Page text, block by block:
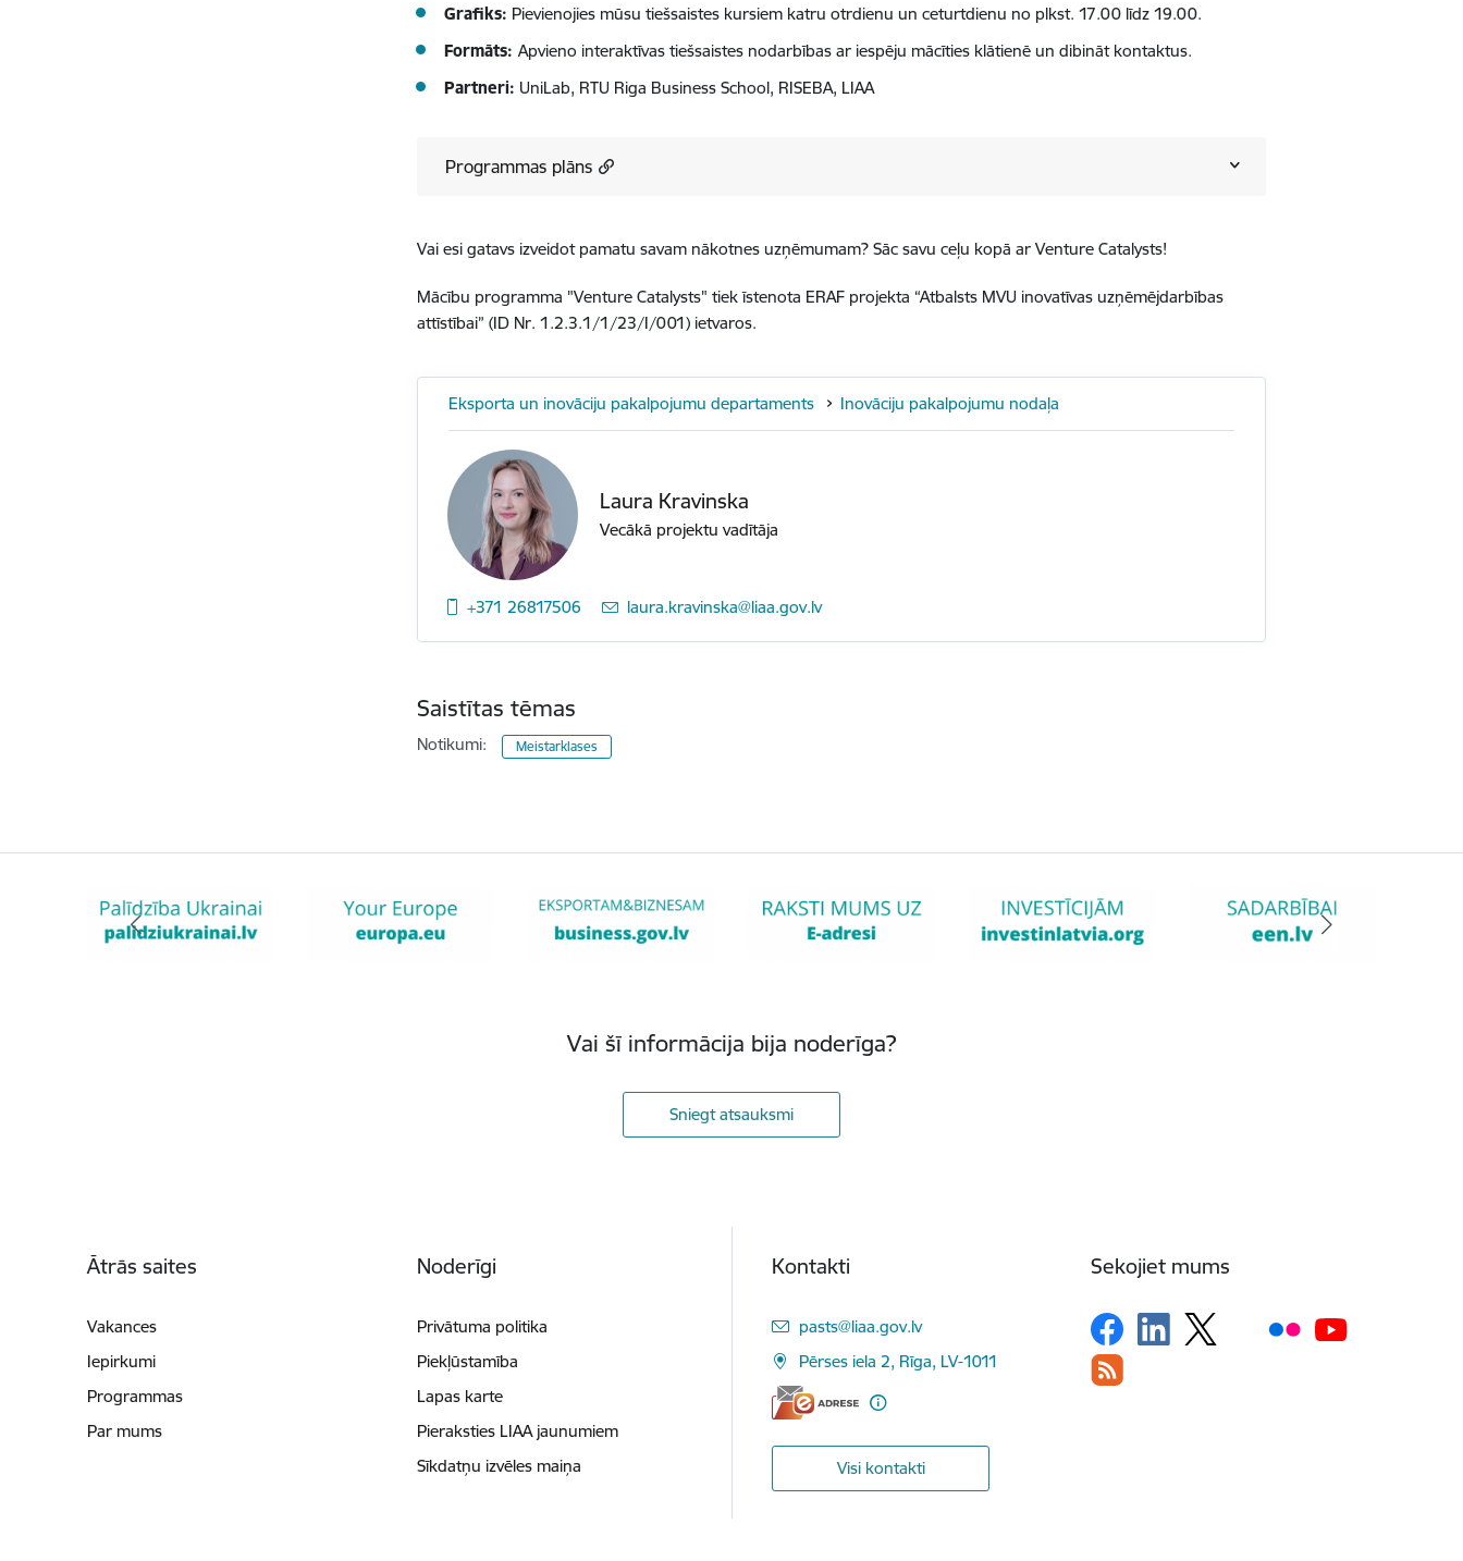
Grafiks: Pievienojies mūsu tiešsaistes kursiem katru otrdienu un ceturtdienu no plkst. 17.00 līdz 19.00.
Formāts:Apvieno interaktīvas tiešsaistes nodarbības ar iespēju mācīties klātienē un dibināt kontaktus.
Partneri: UniLab, RTU Riga Business School, RISEBA, LIAA
Programmas plāns
Vai esi gatavs izveidot pamatu savam nākotnes uzņēmumam? Sāc savu ceļu kopā ar Venture Catalysts!
Mācību programma "Venture Catalysts" tiek īstenota ERAF projekta “Atbalsts MVU inovatīvas uzņēmējdarbības
attīstībai” (ID Nr. 1.2.3.1/1/23/I/001) ietvaros.
Eksporta un inovāciju pakalpojumu departaments Inovāciju pakalpojumu nodaļa
Laura Kravinska
Vecākā projektu vadītāja
+371 26817506 E-pasts:
laura.kravinska@liaa.gov.lv
Saistītas tēmas
Notikumi: Meistarklases
Vai šī informācija bija noderīga?
Sniegt atsauksmi
Ātrās saites
Vakances
Iepirkumi
Programmas
Par mums
Noderīgi
Privātuma politika
Piekļūstamība
Lapas karte
Pieraksties LIAA jaunumiem
Sīkdatņu izvēles maiņa
Kontakti
E-pasts:
pasts@liaa.gov.lv
Pērses iela 2, Rīga, LV-1011
Visi kontakti
Sekojiet mums